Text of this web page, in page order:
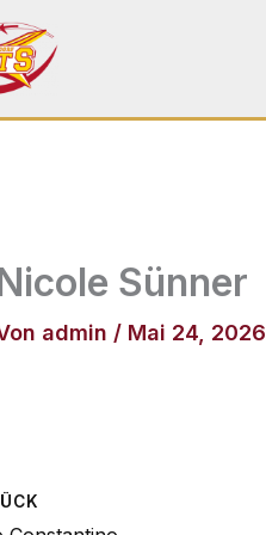
Sünner
admin / Mai 24, 2026